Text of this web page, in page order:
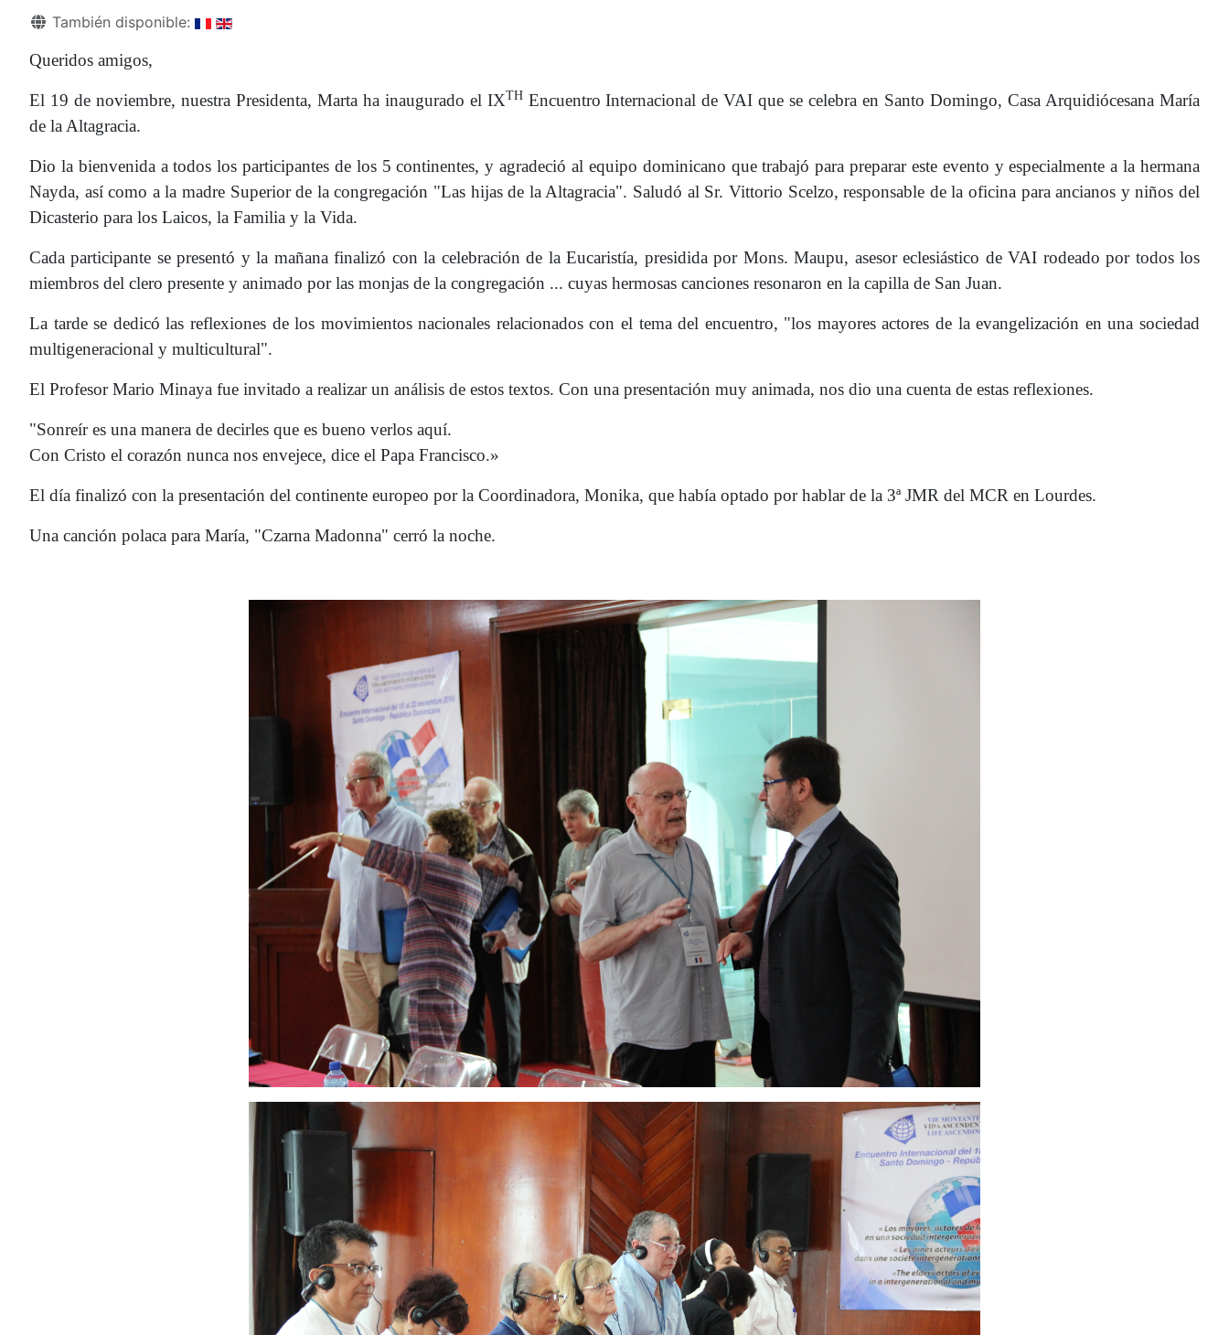
Detalles
También disponible:
Queridos amigos,
El 19 de noviembre, nuestra Presidenta, Marta ha inaugurado el IXTHEncuentro Internacional de VAI que se celebra en Santo Domingo, Casa Arquidiócesana María
de la Altagracia.
Dio la bienvenida a todos los participantes de los 5 continentes, y agradeció al equipo dominicano que trabajó para preparar este evento y especialmente a la hermana
Nayda, así como a la madre Superior de la congregación "Las hijas de la Altagracia". Saludó al Sr. Vittorio Scelzo, responsable de la oficina para ancianos y niños del
Dicasterio para los Laicos, la Familia y la Vida.
Cada participante se presentó y la mañana finalizó con la celebración de la Eucaristía, presidida por Mons. Maupu, asesor eclesiástico de VAI rodeado por todos los
miembros del clero presente y animado por las monjas de la congregación ... cuyas hermosas canciones resonaron en la capilla de San Juan.
La tarde se dedicó las reflexiones de los movimientos nacionales relacionados con el tema del encuentro, "los mayores actores de la evangelización en una sociedad
multigeneracional y multicultural".
El Profesor Mario Minaya fue invitado a realizar un análisis de estos textos. Con una presentación muy animada, nos dio una cuenta de estas reflexiones.
"Sonreír es una manera de decirles que es bueno verlos aquí.
Con Cristo el corazón nunca nos envejece, dice el Papa Francisco.»
El día finalizó con la presentación del continente europeo por la Coordinadora, Monika, que había optado por hablar de la 3ª JMR del MCR en Lourdes.
Una canción polaca para María, "Czarna Madonna" cerró la noche.